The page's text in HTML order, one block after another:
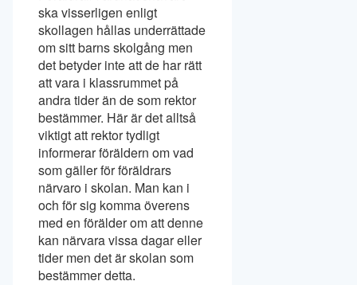
ska visserligen enligt
skollagen hållas underrättade
om sitt barns skolgång men
det betyder inte att de har rätt
att vara i klassrummet på
andra tider än de som rektor
bestämmer. Här är det alltså
viktigt att rektor tydligt
informerar föräldern om vad
som gäller för föräldrars
närvaro i skolan. Man kan i
och för sig komma överens
med en förälder om att denne
kan närvara vissa dagar eller
tider men det är skolan som
bestämmer detta.